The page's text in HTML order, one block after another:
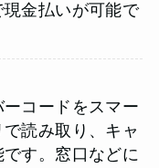
金払いが可能で
コードをスマー
読み取り、キャ
す。窓口などに